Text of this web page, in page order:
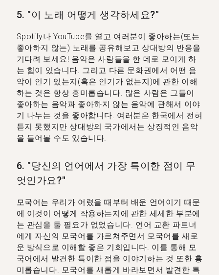
5. "이 노래 어떻게 생각하세요?"
Spotify나 YouTube를 열고 여러분이 좋아하는(또는
좋아하지 않는) 노래를 공유해보고 상대방의 반응을
기다려 보세요! 음악은 사람들을 한 데로 모이게 하
는 힘이 있습니다. 그리고 다른 문화권에서 어떤 음
악이 인기 있는지(혹은 인기가 없는지)에 관한 이해
하는 것은 항상 흥미롭습니다. 많은 사람은 그들이
좋아하는 음악과 좋아하지 않는 음악에 관해서 이야
기 나누는 것을 좋아합니다. 여러분은 한국에서 전혀
듣지 못했지만 상대방의 국가에서는 상징적인 음악
을 들어볼 수도 있습니다.
6. "당신의 언어에서 가장 특이한 점이 무
엇인가요?"
모국어는 우리가 어렸을 때부터 배운 언어이기 때문
에 이것이 어떻게 작용하는지에 관한 세세한 부분에
는 관심을 둘 필요가 없었습니다. 언어 교환 파트너
에게 자신의 모국어를 가르쳐주면서 모국어를 새로
운 방식으로 이해할 좋은 기회입니다. 이를 통해 모
국어에서 발견한 특이한 점을 이야기하는 것 또한 흥
미롭습니다. 모국어를 새롭게 바라보면서 발견한 특